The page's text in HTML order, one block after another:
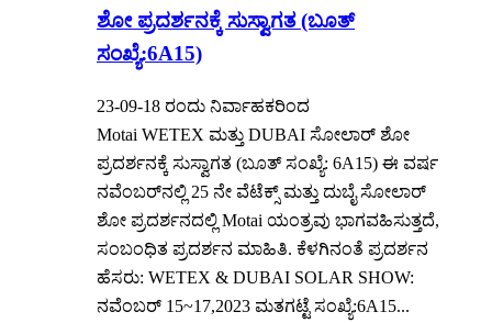
ಶೋ ಪ್ರದರ್ಶನಕ್ಕೆ ಸುಸ್ವಾಗತ (ಬೂತ್
ಸಂಖ್ಯೆ:6A15)
23-09-18 ರಂದು ನಿರ್ವಾಹಕರಿಂದ
Motai WETEX ಮತ್ತು DUBAI ಸೋಲಾರ್ ಶೋ
ಪ್ರದರ್ಶನಕ್ಕೆ ಸುಸ್ವಾಗತ (ಬೂತ್ ಸಂಖ್ಯೆ: 6A15) ಈ ವರ್ಷ
ನವೆಂಬರ್‌ನಲ್ಲಿ 25 ನೇ ವೆಟೆಕ್ಸ್ ಮತ್ತು ದುಬೈ ಸೋಲಾರ್
ಶೋ ಪ್ರದರ್ಶನದಲ್ಲಿ Motai ಯಂತ್ರವು ಭಾಗವಹಿಸುತ್ತದೆ,
ಸಂಬಂಧಿತ ಪ್ರದರ್ಶನ ಮಾಹಿತಿ. ಕೆಳಗಿನಂತೆ ಪ್ರದರ್ಶನ
ಹೆಸರು: WETEX & DUBAI SOLAR SHOW:
ನವೆಂಬರ್ 15~17,2023 ಮತಗಟ್ಟೆ ಸಂಖ್ಯೆ:6A15...